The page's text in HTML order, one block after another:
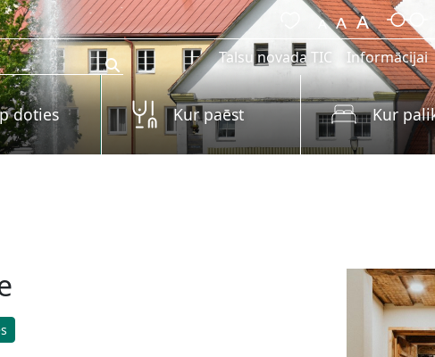
Talsu novada TIC
Informācijai
doties Kur paēst Kur